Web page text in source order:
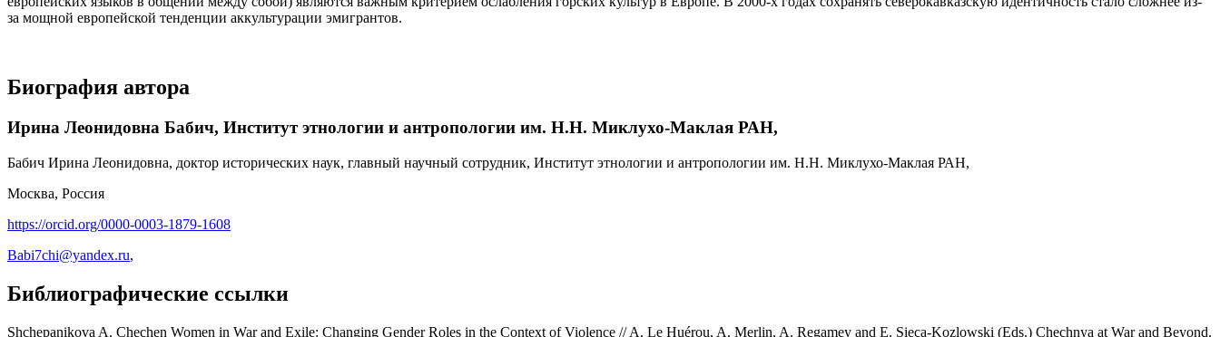
за мощной европейской тенденции аккультурации эмигрантов.
Биография автора
Ирина Леонидовна Бабич, Институт этнологии и антропологии им. Н.Н. Миклухо-Маклая РАН,
Бабич Ирина Леонидовна, доктор исторических наук, главный научный сотрудник, Институт этнологии и антропологии им. Н.Н. Миклухо-Маклая РАН,
Москва, Россия
https://orcid.org/0000-0003-1879-1608
Babi7chi@yandex.ru,
Библиографические ссылки
Shchepanikova A. Chechen Women in War and Exile: Changing Gender Roles in the Context of Violence // A. Le Huérou, A. Merlin, A. Regamey and E. Sieca-Kozlowski (Eds.) Chechnya at War and Beyond.